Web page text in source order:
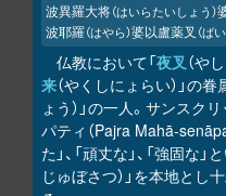
波異羅大将（はいらたいしょう）
波耶羅（はやら）婆以盧薬叉 （ば
仏教において「夜叉（や
来（やくしにょらい）」の眷
ょう）」の一人。サンスク
パティ（Pajra Mahā-
た」、「頑丈な」、「強固な
じゅぼさつ）」を本地と